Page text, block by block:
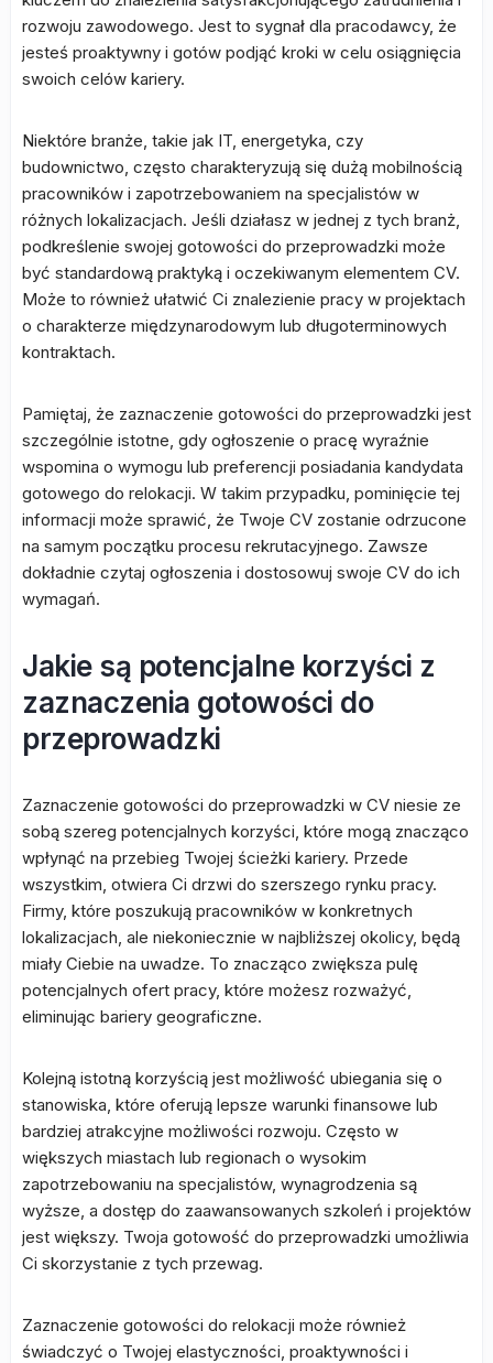
rozwoju zawodowego. Jest to sygnał dla pracodawcy, że
jesteś proaktywny i gotów podjąć kroki w celu osiągnięcia
swoich celów kariery.
Niektóre branże, takie jak IT, energetyka, czy
budownictwo, często charakteryzują się dużą mobilnością
pracowników i zapotrzebowaniem na specjalistów w
różnych lokalizacjach. Jeśli działasz w jednej z tych branż,
podkreślenie swojej gotowości do przeprowadzki może
być standardową praktyką i oczekiwanym elementem CV.
Może to również ułatwić Ci znalezienie pracy w projektach
o charakterze międzynarodowym lub długoterminowych
kontraktach.
Pamiętaj, że zaznaczenie gotowości do przeprowadzki jest
szczególnie istotne, gdy ogłoszenie o pracę wyraźnie
wspomina o wymogu lub preferencji posiadania kandydata
gotowego do relokacji. W takim przypadku, pominięcie tej
informacji może sprawić, że Twoje CV zostanie odrzucone
na samym początku procesu rekrutacyjnego. Zawsze
dokładnie czytaj ogłoszenia i dostosowuj swoje CV do ich
wymagań.
Jakie są potencjalne korzyści z
zaznaczenia gotowości do
przeprowadzki
Zaznaczenie gotowości do przeprowadzki w CV niesie ze
sobą szereg potencjalnych korzyści, które mogą znacząco
wpłynąć na przebieg Twojej ścieżki kariery. Przede
wszystkim, otwiera Ci drzwi do szerszego rynku pracy.
Firmy, które poszukują pracowników w konkretnych
lokalizacjach, ale niekoniecznie w najbliższej okolicy, będą
miały Ciebie na uwadze. To znacząco zwiększa pulę
potencjalnych ofert pracy, które możesz rozważyć,
eliminując bariery geograficzne.
Kolejną istotną korzyścią jest możliwość ubiegania się o
stanowiska, które oferują lepsze warunki finansowe lub
bardziej atrakcyjne możliwości rozwoju. Często w
większych miastach lub regionach o wysokim
zapotrzebowaniu na specjalistów, wynagrodzenia są
wyższe, a dostęp do zaawansowanych szkoleń i projektów
jest większy. Twoja gotowość do przeprowadzki umożliwia
Ci skorzystanie z tych przewag.
Zaznaczenie gotowości do relokacji może również
świadczyć o Twojej elastyczności, proaktywności i